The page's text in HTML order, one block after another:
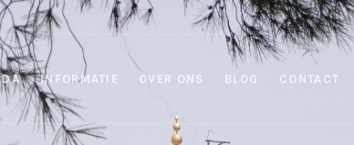
INFORMATIE OVER ONS BLOG CONTACT